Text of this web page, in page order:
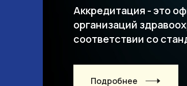
Аккредитация - это
организаций
соответствии со
Подробнее